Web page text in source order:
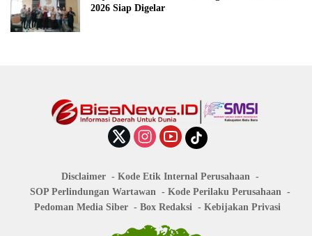
2026 Siap Digelar
Disclaimer
Kode Etik Internal Perusahaan
SOP Perlindungan Wartawan
Kode Perilaku Perusahaan
Pedoman Media Siber
Box Redaksi Kebijakan Privasi